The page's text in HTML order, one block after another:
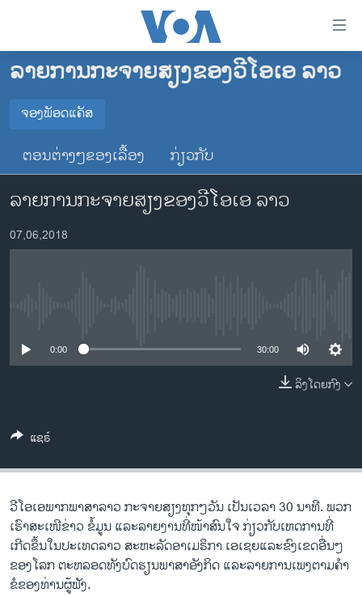
ເຂົ້າ
ຂ້າມ
ໄປ
ຊອກ
ຄົ້ນ
ໂຮມເພຈ
ລາວ
ອາເມຣິກາ
ການເລືອກຕັ້ງ ປະທານາທີບໍດີ ສະຫະລັດ 2024
ຂ່າວ​ຈີນ
ໂລກ
ຊຸມຊົນຊາວລາວ
ພາສາອັງກິດ
ວີດີໂອ
ລາຍການກະຈາຍສຽງ
ລາຍງານ
ຕິດຕາມພວກເຮົາ ທີ່
ລາຍການກະຈາຍສຽງຂອງວີໂອເອ ລາວ
ຈອງພັອດແຄັສ
ຈອງພັອດແຄັສ
ຕອນຕ່າງໆຂອງເລື້ອງ ກ່ຽວກັບ
ລາຍການກະຈາຍສຽງຂອງວີໂອເອ ລາວ
07,06,2018
0:00 30:00
ລິງໂດຍກົງ
ແຊຣ໌
ວີ​ໂອ​ເອພາກ​ພາສາ​ລາວ​ ກະຈາຍສຽງ​ທຸກໆ​ວັນ ​ເປັນ​ເວລາ 30 ນາທີ. ພວກ​
ເຮົາ​ສະ​ເໜີຂ່າວ ຂໍ້​ມູນ ​ແລະ​ລາຍ​ງານ​ທີ່​ໜ້າ​ສົນ​ໃຈ ກ່ຽວກັບ​​ເຫດການ​​ທີ່​
ເກີດ​ຂຶ້ນ​ໃນ​ປະ​ເທດ​ລາວ ສະຫະລັດ​ອ​າ​ເມ​ຣິ​ກາ ​ເອ​ເຊຍ​ແລະ​ຂົງເຂດ​ອື່ນໆ​
ຂອງ​ໂລກ ຕະຫລອດ​ທັງ​ບົດຮຽນ​ພາສາ​ອັງກິດ ​ແລະ​ລາຍການ​ເພງ​ຕາມ​ຄຳ​
ຂໍ​ຂອງ​ທ່ານ​ຜູ້​ຟັງ.